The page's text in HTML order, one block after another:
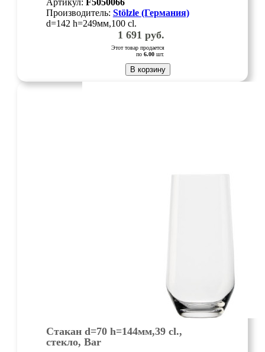
Производитель: Stölzle (Германия)
d=142 h=249мм,100 cl.
1 691 руб.
Этот товар продается
по 6.00шт.
В корзину
Стакан d=70 h=144мм,39 cl.,
стекло, Bar